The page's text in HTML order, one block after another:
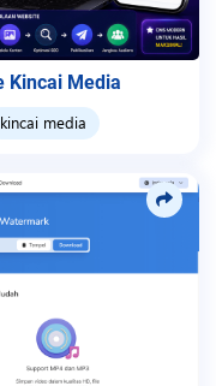
Kincai Media
kincai media